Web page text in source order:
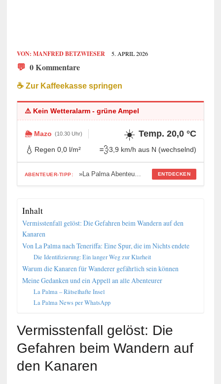
VON: MANFRED BETZWIESER 5. APRIL 2026
💬 0 Kommentare
☕️ Zur Kaffeekasse springen
⚠️ Kein Wetteralarm - grüne Ampel
🌦️ Mazo (10.30 Uhr) ☀️ Temp. 20,0 °C
💧 Regen 0,0 l/m² 💨3,9 km/h aus N (wechselnd)
ABENTEUER-TIPP: »La Palma Abenteuer-Generator: 42 Missionen für Entdecker« ENTDECKEN
Inhalt
Vermisstenfall gelöst: Die Gefahren beim Wandern auf den
Kanaren
Von La Palma nach Teneriffa: Eine Spur, die im Nichts endete
Die Identifizierung: Ein langer Weg zur Klarheit
Warum die Kanaren für Wanderer gefährlich sein können
Meine Gedanken und ein Appell an alle Abenteurer
La Palma – Rätselhafte Insel
La Palma News per WhatsApp
Vermisstenfall gelöst: Die
Gefahren beim Wandern auf
den Kanaren